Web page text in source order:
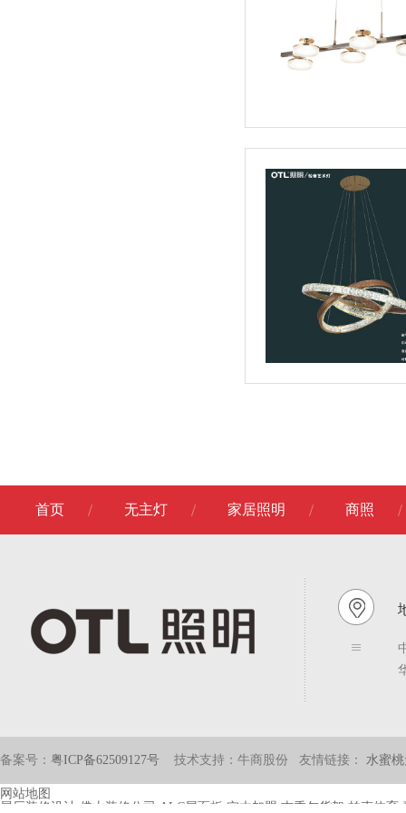
首页 无主灯 家居照明 商照
备案号： 粤ICP备62509127号 技术支持：牛商股份 友情链接： 水蜜
展厅装修设计 佛山装修公司 ALC屋面板 实木加盟 吉秀尔货架 柏克体育
网站地图